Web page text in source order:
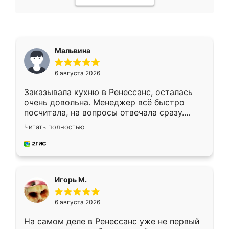
Мальвина
6 августа 2026
Заказывала кухню в Ренессанс, осталась
очень довольна. Менеджер всё быстро
посчитала, на вопросы отвечала сразу.
Замерщик приехал в субботу, подошёл к
делу со всей ответственностью. Собрали
за день, ребята работали аккуратно, даже
Читать полностью
Игорь М.
6 августа 2026
На самом деле в Ренессанс уже не первый